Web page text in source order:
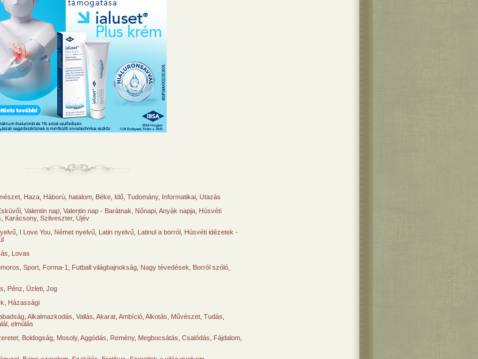
Haza Háború, hatalom Béke Idő Tudomány, Informatikai Utazás
Valentin nap Valentin nap - Barátnak Nőnapi Anyák napja Húsvéti
Karácsony, Szilveszter, Újév
I Love You Német nyelvű Latin nyelvű Latinul a borról Húsvéti idézetek -
Lovas
Sport Forma-1 Futball világbajnokság Nagy tévedések Borról szóló
Pénz Üzleti Jog
Házassági
Alkalmazkodás Vallás Akarat Ambíció Alkotás Művészet Tudás
elmúlás
Boldogság Mosoly, Aggódás Remény, Megbocsátás Csalódás Fájdalom